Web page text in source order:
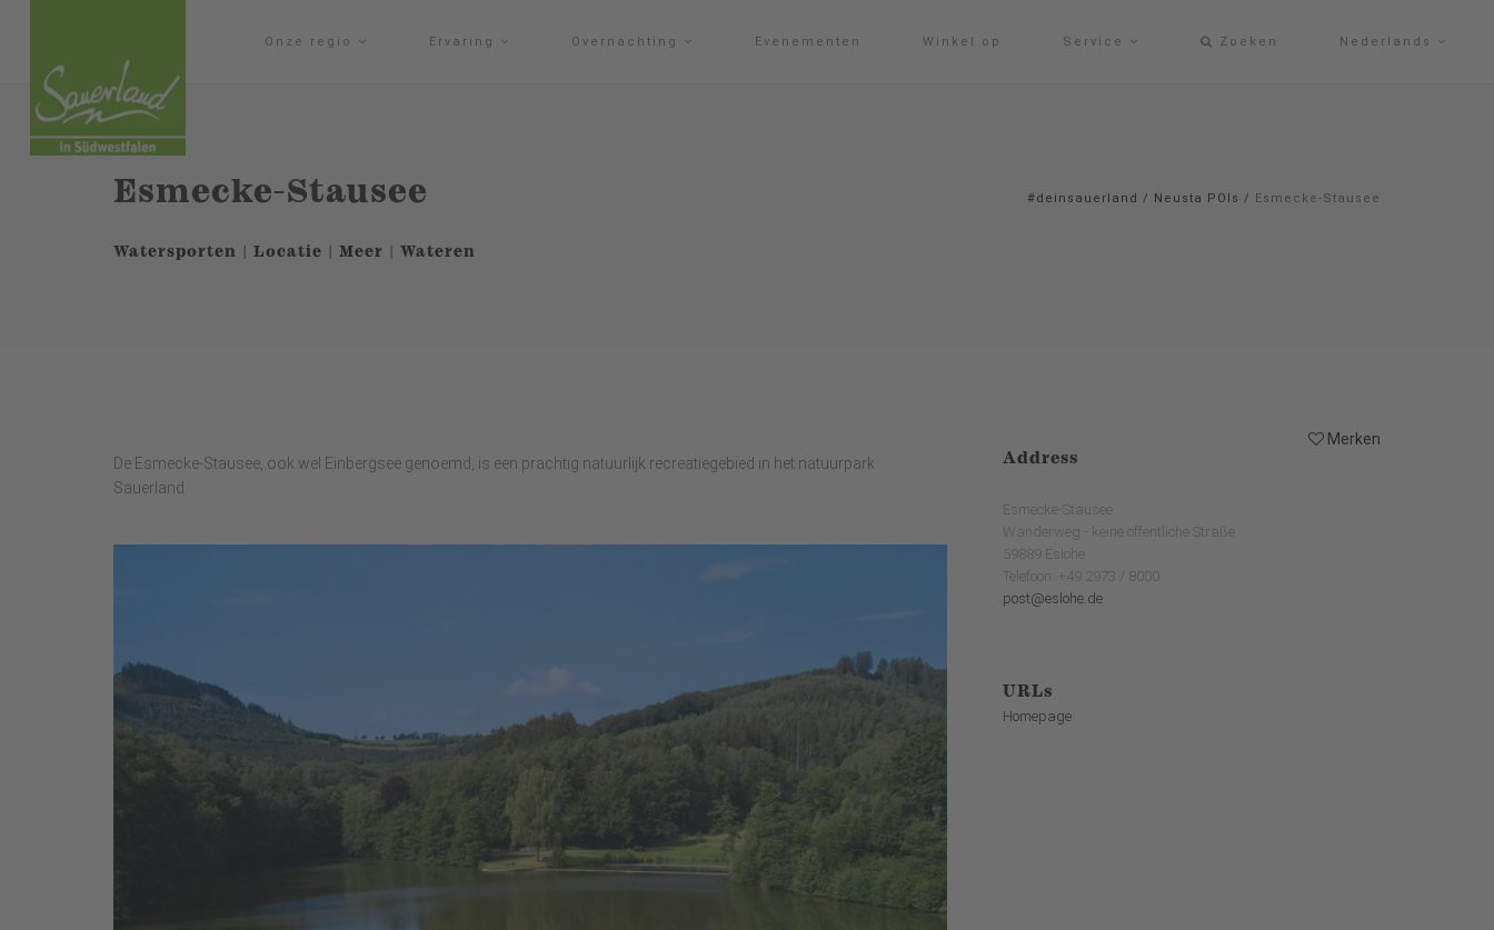
Onze regio Ervaring Overnachting Evenementen Winkel op Service Zoeken Nederlands
Esmecke-Stausee
Watersporten | Locatie | Meer | Wateren
#deinsauerland / Neusta POIs / Esmecke-Stausee
Merken
De Esmecke-Stausee, ook wel Einbergsee genoemd, is een prachtig natuurlijk recreatiegebied in het natuurpark
Sauerland.
Address
Esmecke-Stausee
Wanderweg - keine öffentliche Straße
59889 Eslohe
Telefoon: +49 2973 / 8000
post@eslohe.de
URLs
Homepage